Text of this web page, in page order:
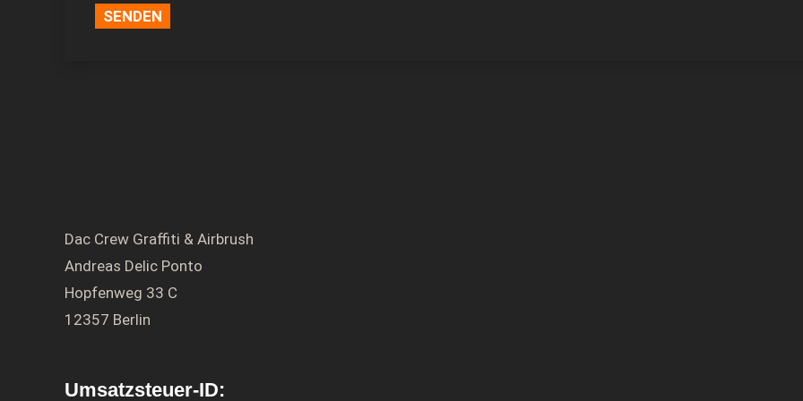
Dac Crew Graffiti & Airbrush
Andreas Delic Ponto
Hopfenweg 33 C
12357 Berlin
Umsatzsteuer-ID: